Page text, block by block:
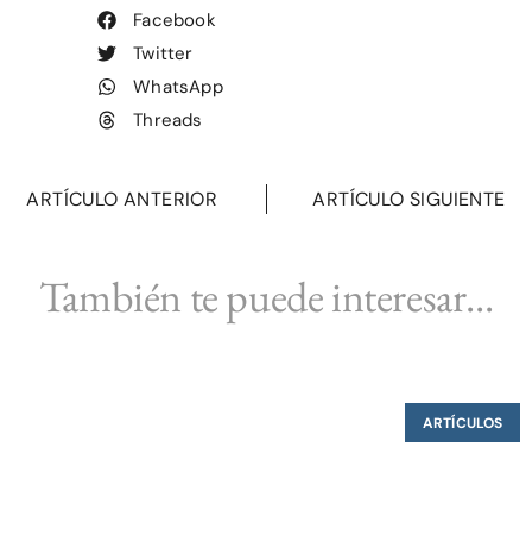
Facebook
Twitter
WhatsApp
Threads
ARTÍCULO ANTERIOR ARTÍCULO SIGUIENTE
También te puede interesar...
ARTÍCULOS